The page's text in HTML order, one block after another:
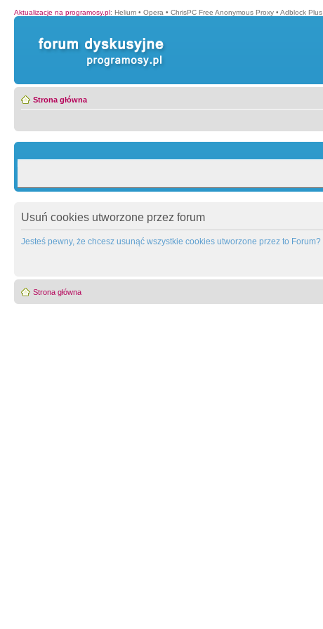
Aktualizacje na programosy.pl: Helium • Opera • ChrisPC Free Anonymous Proxy • Adblock Plus
Strona główna
Usuń cookies utworzone przez forum
Jesteś pewny, że chcesz usunąć wszystkie cookies utworzone przez to Forum?
Strona główna